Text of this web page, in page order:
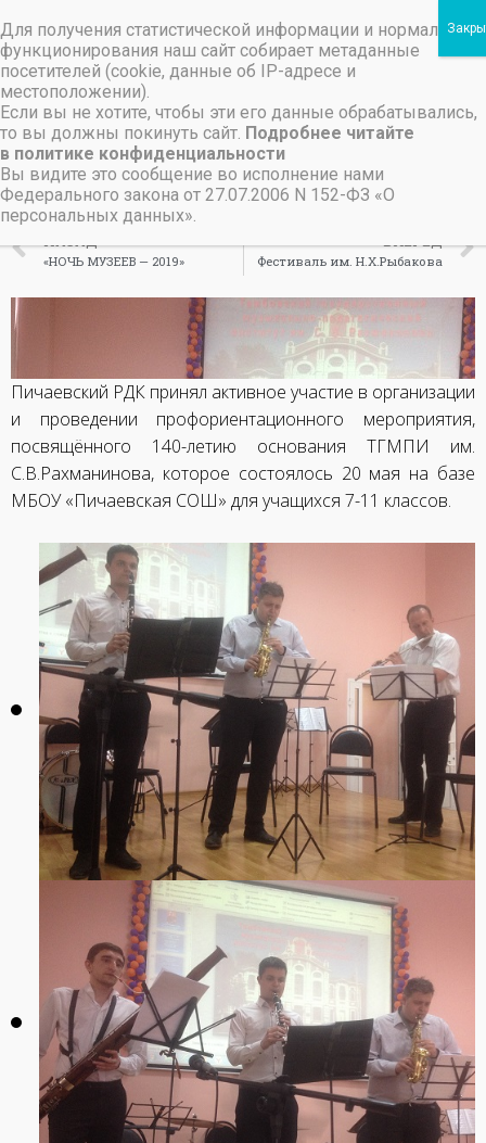
Пичаевский дом культуры
МЕРОПРИЯТИЕ»
22 мая, 2019
«НОЧЬ МУЗЕЕВ — 2019» Фестиваль им. Н.Х.Рыбакова
Пичаевский РДК принял активное участие в организации
и проведении профориентационного мероприятия,
посвящённого 140-летию основания ТГМПИ им.
С.В.Рахманинова, которое состоялось 20 мая на базе
МБОУ «Пичаевская СОШ» для учащихся 7-11 классов.
Для получения статистической информации и нормального
функционирования наш сайт собирает метаданные
посетителей (cookie, данные об IP-адресе и
местоположении).
Если вы не хотите, чтобы эти его данные обрабатывались,
то вы должны покинуть сайт. Подробнее читайте
в политике конфиденциальности
Вы видите это сообщение во исполнение нами
Федерального закона от 27.07.2006 N 152-ФЗ «О
персональных данных».